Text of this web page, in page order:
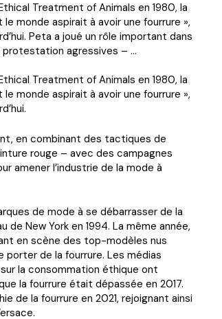
Treatment of Animals en 1980, la
monde aspirait à avoir une fourrure »,
Peta a joué un rôle important dans
agressives – …
Treatment of Animals en 1980, la
monde aspirait à avoir une fourrure »,
en combinant des tactiques de
rouge – avec des campagnes
amener l’industrie de la mode à
de mode à se débarrasser de la
de New York en 1994. La même année,
en scène des top-modèles nus
de la fourrure. Les médias
la consommation éthique ont
la fourrure était dépassée en 2017.
de la fourrure en 2021, rejoignant ainsi